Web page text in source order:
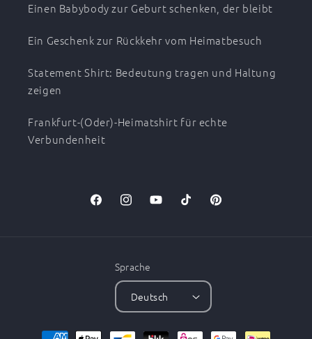
Einen Babybody zur Geburt schenken, der bleibt
Ein Geschenk zur Rückkehr vom Heimatbesuch
Statement Shirt: Bedeutung tragen und Haltung
zeigen
Frankfurt-(Oder)-Heimatshirt für echte
Verbundenheit
FacebookInstagramYouTubeTikTok Pinterest
Sprache
Deutsch
Zahlungsmethoden